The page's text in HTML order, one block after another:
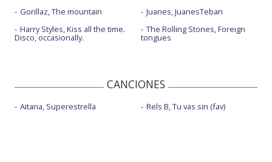
Gorillaz, The mountain
Harry Styles, Kiss all the time.
Disco, occasionally.
Juanes, JuanesTeban
The Rolling Stones, Foreign
tongues
CANCIONES
Aitana, Superestrella Rels B, Tu vas sin (fav)